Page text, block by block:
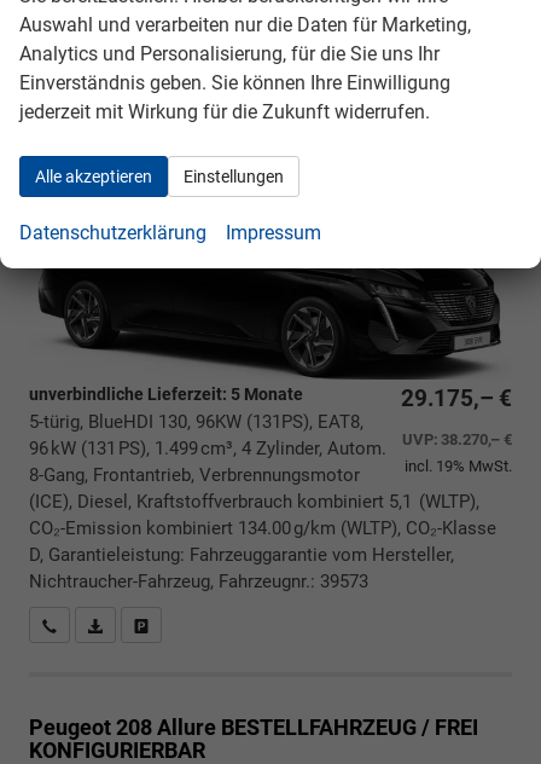
Peugeot 308 SW Allure BESTELLFAHRZEUG*
215,- € monatlich* 36 Monate* Ohne
29.175,– €
UVP: 38.270,– €
incl. 19% MwSt.
unverbindliche Lieferzeit: 5 Monate
5-türig, BlueHDI 130, 96KW (131PS), EAT8,
96 kW (131 PS), 1.499 cm³, 4 Zylinder, Autom.
8-Gang, Frontantrieb, Verbrennungsmotor
(ICE), Diesel, Kraftstoffverbrauch kombiniert 5,1 (WLTP),
CO₂-Emission kombiniert 134.00 g/km (WLTP), CO₂-Klasse
D, Garantieleistung: Fahrzeuggarantie vom Hersteller,
Nichtraucher-Fahrzeug, Fahrzeugnr.: 39573
Rückrufbitte absenden
PDF-Datei, Fahrzeugexposé drucken
Peugeot 208Allure BESTELLFAHRZEUG / FREI
KONFIGURIERBAR
Auswahl und verarbeiten nur die Daten für Marketing,
Analytics und Personalisierung, für die Sie uns Ihr
Einverständnis geben. Sie können Ihre Einwilligung
jederzeit mit Wirkung für die Zukunft widerrufen.
Alle akzeptieren Einstellungen
Datenschutzerklärung Impressum